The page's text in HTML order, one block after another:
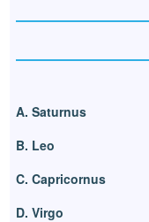
A. Saturnus
B. Leo
C. Capricornus
D. Virgo